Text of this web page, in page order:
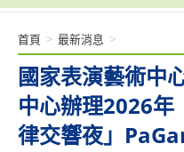
國家表演藝術中
中心辦理2026年
律交響夜」
首頁 > 最新消息 >